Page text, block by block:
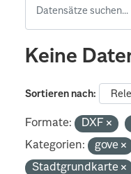
Keine
Sortieren nach
Formate: DXF
Kategorien:
gove
Stadtgrundkarte